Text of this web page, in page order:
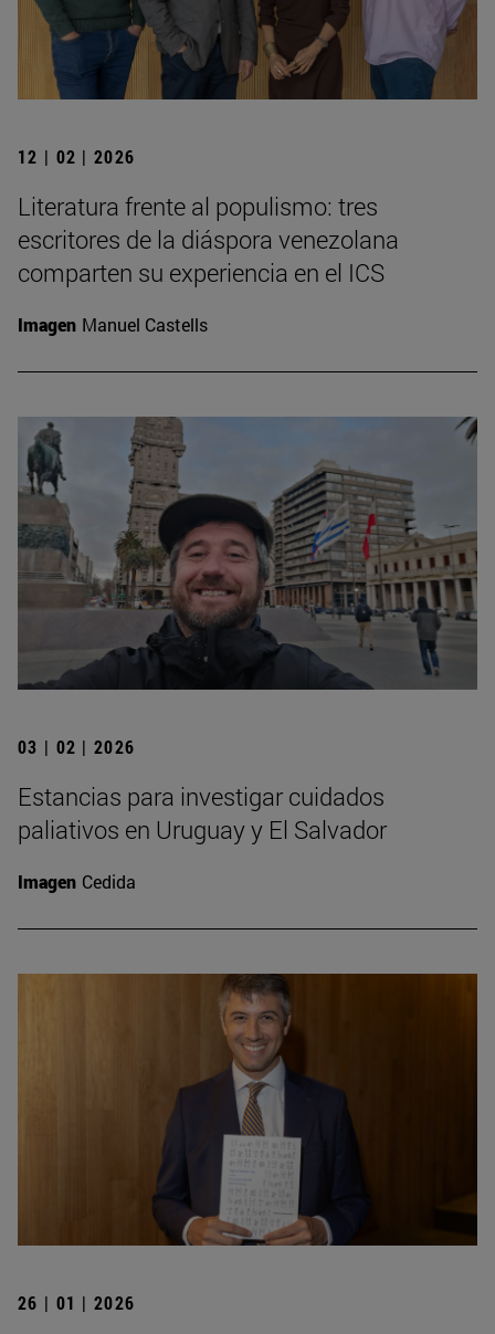
12 | 02 | 2026
Literatura frente al populismo: tres
escritores de la diáspora venezolana
comparten su experiencia en el ICS
Imagen Manuel Castells
03 | 02 | 2026
Estancias para investigar cuidados
paliativos en Uruguay y El Salvador
Imagen Cedida
26 | 01 | 2026